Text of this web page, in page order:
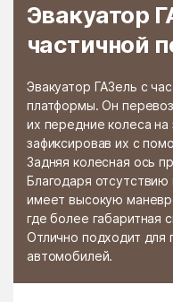
Эвакуатор
частичной
Эвакуатор ГАЗель с
платформы. Он
их передние колеса
зафиксировав их с
Задняя колесная ось
Благодаря отсутствию
имеет высокую
где более габаритная
Отлично подходит для
автомобилей.
Реутово
Решетниково
Ржавки
Роговское Поселение
Рождествено
Рошаль
Румянцево
Рыболово